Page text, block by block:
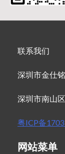
联系我们
深圳市金仕
深圳市南山
粤ICP备
网站菜单